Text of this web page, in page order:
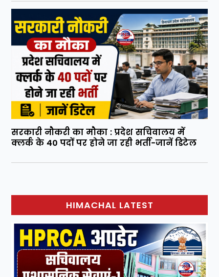
सरकारी नौकरी का मौका : प्रदेश सचिवालय में
क्लर्क के 40 पदों पर होने जा रही भर्ती-जानें डिटेल
HIMACHAL LATEST